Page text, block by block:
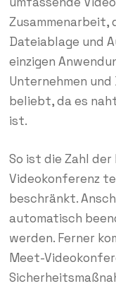
Zusammenarbeit,
Dateiablage und
einzigen
Unternehmen
beliebt, da es
ist.
So ist die Zahl der
Videokonferenz
beschränkt.
automatisch
werden. Ferner
Meet-